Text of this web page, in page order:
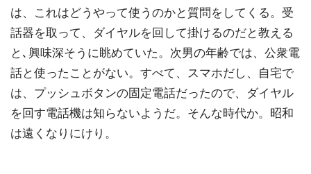
は、これはどうやって使うのかと質問をしてくる。受
話器を取って、ダイヤルを回して掛けるのだと教える
と､興味深そうに眺めていた。次男の年齢では、公衆電
話と使ったことがない。すべて、スマホだし、自宅で
は、プッシュボタンの固定電話だったので、ダイヤル
を回す電話機は知らないようだ。そんな時代か。昭和
は遠くなりにけり。